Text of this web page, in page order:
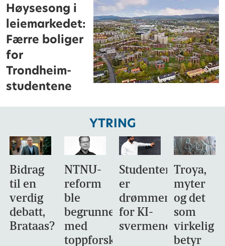
Høysesong i
leiemarkedet:
Færre boliger
for
Trondheim-
studentene
YTRING
Bidrag
til en
verdig
debatt,
Brataas?
NTNU-
reform
ble
begrunnet
med
toppforskning
Studentene
er
drømmemålet
for KI-
svermene
Troya,
myter
og det
som
virkelig
betyr